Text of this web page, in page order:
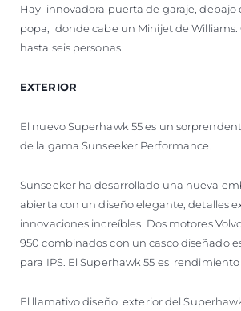
Hay innovadora puerta de garaje, debajo
popa, donde cabe un Minijet de Williams.
hasta seis personas.
EXTERIOR
El nuevo Superhawk 55 es un
de la gama Sunseeker Performance.
Sunseeker ha desarrollado una nueva
abierta con un diseño elegante, detalles
innovaciones increíbles. Dos motores
950 combinados con un casco diseñado
para IPS. El Superhawk 55 es rendimiento
El llamativo diseño exterior del